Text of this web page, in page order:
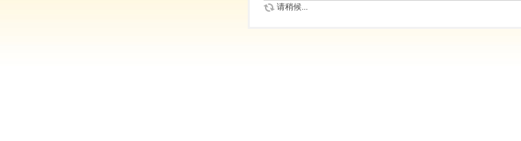
请稍候...